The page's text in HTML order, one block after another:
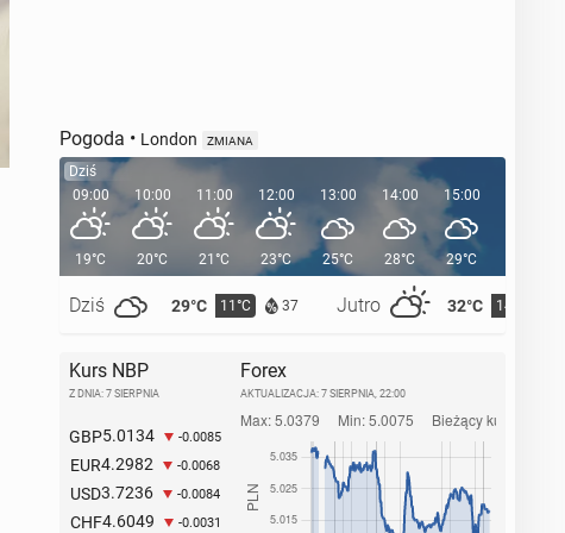
Pogoda • London ZMIANA
Dziś
09:00
19°C
Dziś 29°C 11°C 37 Jutro 32°C 14°C
10:00
20°C
11:00
21°C
12:00
23°C
13:00
25°C
14:00
28°C
15:00
29°C
Kurs NBP
Z DNIA: 7 SIERPNIA
GBP5.0134 -0.0085
EUR4.2982 -0.0068
USD3.7236 -0.0084
CHF4.6049 -0.0031
Forex
AKTUALIZACJA: 7 SIERPNIA, 22:00